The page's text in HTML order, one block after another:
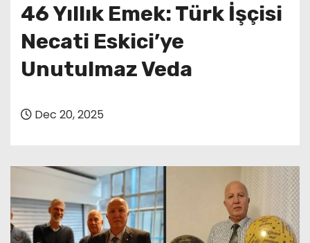
46 Yıllık Emek: Türk İşçisi
Necati Eskici’ye
Unutulmaz Veda
Dec 20, 2025